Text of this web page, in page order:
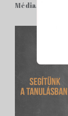
Média